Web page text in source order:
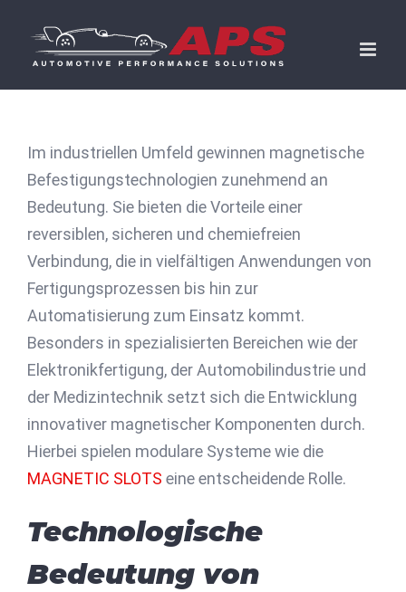
content
Im industriellen Umfeld gewinnen magnetische
Befestigungstechnologien zunehmend an
Bedeutung. Sie bieten die Vorteile einer
reversiblen, sicheren und chemiefreien
Verbindung, die in vielfältigen Anwendungen von
Fertigungsprozessen bis hin zur
Automatisierung zum Einsatz kommt.
Besonders in spezialisierten Bereichen wie der
Elektronikfertigung, der Automobilindustrie und
der Medizintechnik setzt sich die Entwicklung
innovativer magnetischer Komponenten durch.
Hierbei spielen modulare Systeme wie die
MAGNETIC SLOTS eine entscheidende Rolle.
Technologische
Bedeutung von